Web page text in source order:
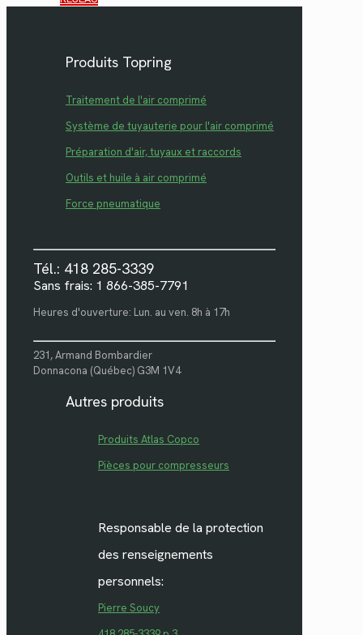
Produits Topring
Traitement de l'air comprimé
Système de tuyauterie pour l'air comprimé
Préparation d'air, tuyaux et raccords
Outils et huile à air comprimé
Force pneumatique
Tél.: 418 285-3339
Sans frais: 1 866-385-7791
Heures d'ouverture: Lun. au ven. 8h à 17h
231, Armand Bombardier
Donnacona (Québec) G3M 1V4
Autres produits
Produits Atlas Copco
Pièces pour compresseurs
Responsable de la protection
des renseignements
personnels:
Pierre Soucy